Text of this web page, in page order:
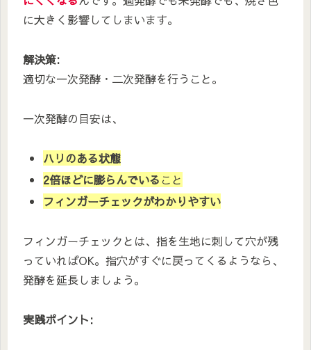
に大きく影響してしまいます。
解決策:
適切な一次発酵・二次発酵を行うこと。
一次発酵の目安は、
ハリのある状態
2倍ほどに膨らんでいる こと
フィンガーチェックがわかりやすい
フィンガーチェックとは、指を生地に刺して穴が残
っていればOK。指穴がすぐに戻ってくるようなら、
発酵を延長しましょう。
実践ポイント: